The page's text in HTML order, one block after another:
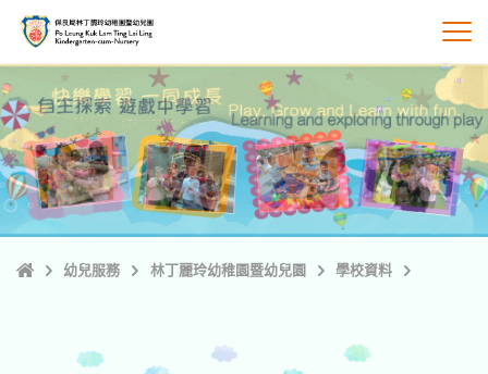
內
容
打
主
幼兒服務 林丁麗玲幼稚園暨幼兒園 學校資料